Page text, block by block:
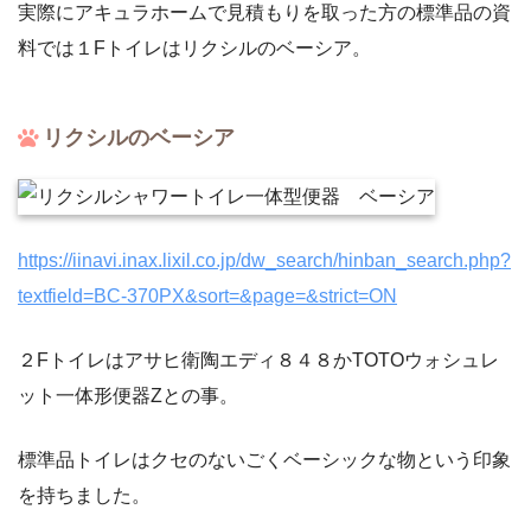
実際にアキュラホームで見積もりを取った方の標準品の資
料では１Fトイレはリクシルのベーシア。
リクシルのベーシア
https://iinavi.inax.lixil.co.jp/dw_search/hinban_search.php?
textfield=BC-370PX&sort=&page=&strict=ON
２Fトイレはアサヒ衛陶エディ８４８かTOTOウォシュレ
ット一体形便器Zとの事。
標準品トイレはクセのないごくベーシックな物という印象
を持ちました。